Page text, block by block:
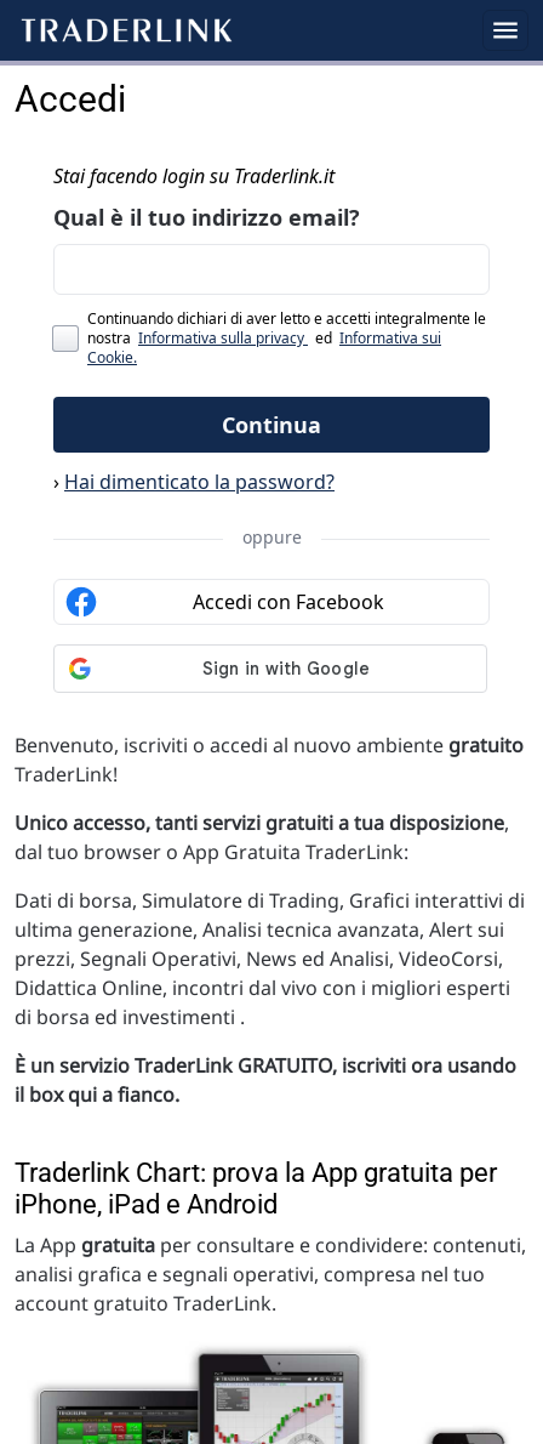
Accedi
Benvenuto, iscriviti o accedi al nuovo ambiente gratuito
TraderLink!
Unico accesso, tanti servizi gratuiti a tua disposizione,
dal tuo browser o App Gratuita TraderLink:
Dati di borsa, Simulatore di Trading, Grafici interattivi di
ultima generazione, Analisi tecnica avanzata, Alert sui
prezzi, Segnali Operativi, News ed Analisi, VideoCorsi,
Didattica Online, incontri dal vivo con i migliori esperti
di borsa ed investimenti .
È un servizio TraderLink GRATUITO, iscriviti ora usando
il box qui a fianco.
Traderlink Chart: prova la App gratuita per
iPhone, iPad e Android
La App gratuita per consultare e condividere: contenuti,
analisi grafica e segnali operativi, compresa nel tuo
account gratuito TraderLink.